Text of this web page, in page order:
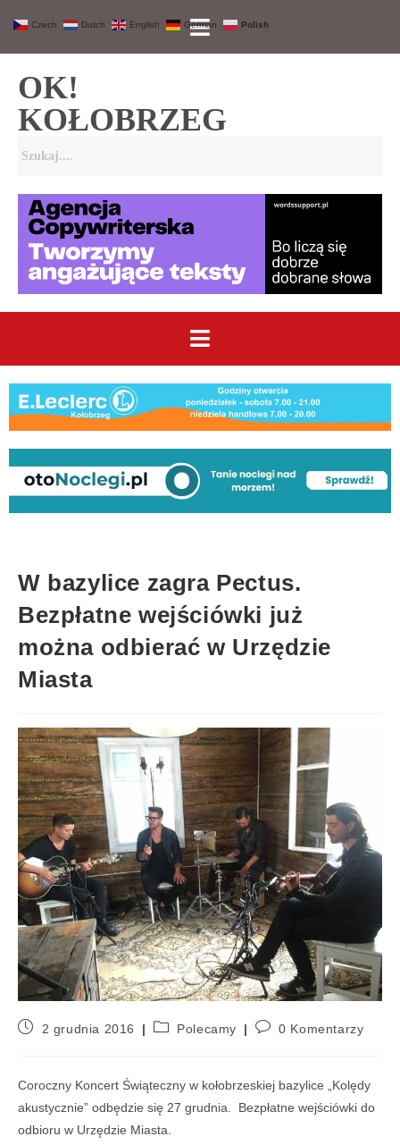
OK!
KOŁOBRZEG
W bazylice zagra Pectus.
Bezpłatne wejściówki już
można odbierać w Urzędzie
Miasta
2 grudnia 2016 Polecamy 0 Komentarzy
Coroczny Koncert Świąteczny w kołobrzeskiej bazylice „Kolędy
akustycznie” odbędzie się 27 grudnia. Bezpłatne wejściówki do
odbioru w Urzędzie Miasta.
Czech Dutch English German Polish